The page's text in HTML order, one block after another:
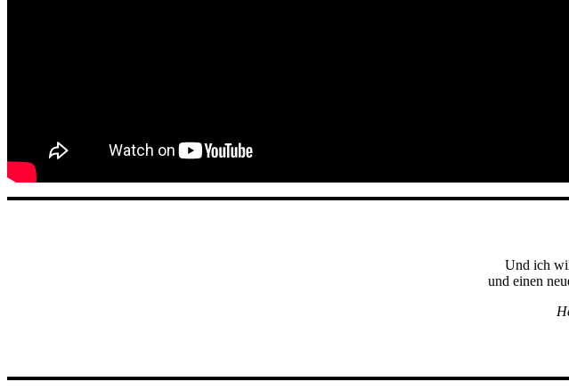
Und ich
und einen